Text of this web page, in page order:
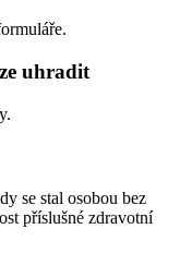
uhradit
se stal osobou bez
příslušné zdravotní